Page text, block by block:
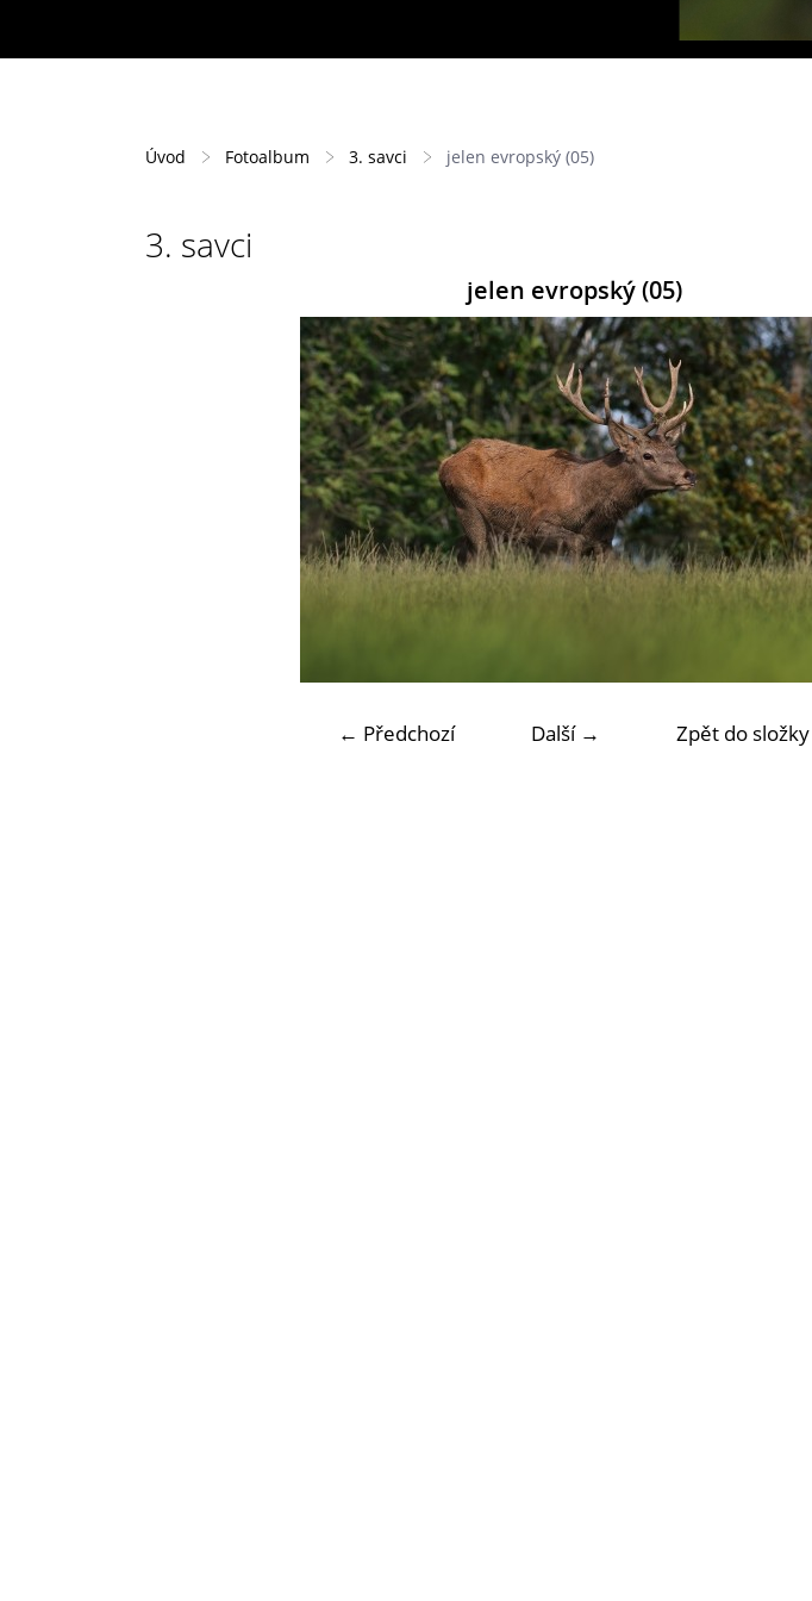
Úvod Fotoalbum 3. savci jelen evropský (05)
3. savci
jelen evropský (05)
← Předchozí Další → Zpět do složky